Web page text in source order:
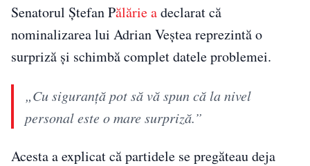
Senatorul Ștefan Pălărie adeclarat că
nominalizarea lui Adrian Veștea reprezintă o
surpriză și schimbă complet datele problemei.
„Cu siguranță pot să vă spun că la nivel
personal este o mare surpriză.”
Acesta a explicat că partidele se pregăteau deja